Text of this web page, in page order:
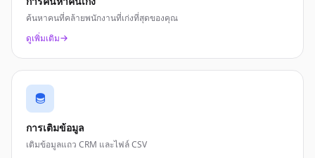
ค้นหาคนที่คล้ายพนักงานที่เก่งที่สุดของคุณ
ดูเพิ่มเติม
การเติมข้อมูล
เติมข้อมูลแถว CRM และไฟล์ CSV